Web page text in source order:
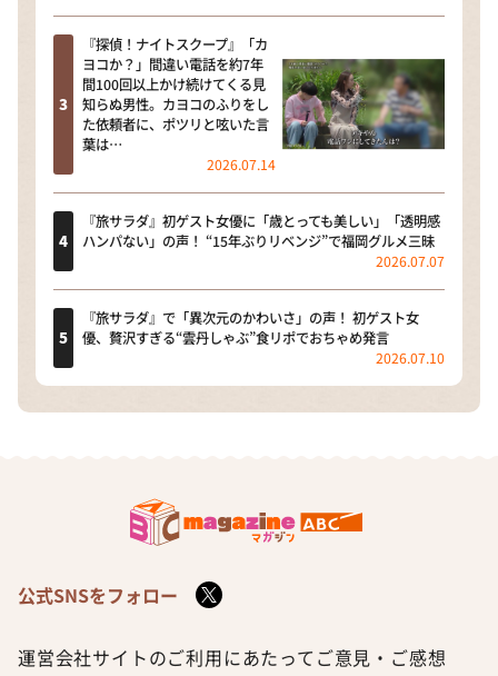
『探偵！ナイトスクープ』「カ
ヨコか？」間違い電話を約7年
間100回以上かけ続けてくる見
知らぬ男性。カヨコのふりをし
た依頼者に、ポツリと呟いた言
葉は…
2026.07.14
『旅サラダ』初ゲスト女優に「歳とっても美しい」「透明感
ハンパない」の声！ “15年ぶりリベンジ”で福岡グルメ三昧
2026.07.07
『旅サラダ』で「異次元のかわいさ」の声！ 初ゲスト女
優、贅沢すぎる“雲丹しゃぶ”食リポでおちゃめ発言
2026.07.10
公式SNSをフォロー
運営会社サイトのご利用にあたって ご意見・ご感想